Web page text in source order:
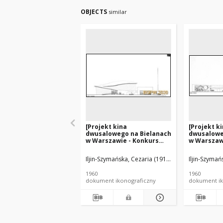
OBJECTS similar
[Projekt kina
dwusalowego na Bielanach
w Warszawie - Konkurs
[Zdj. 11], [Elewacja
południowa]
Iljin-Szymańska, Cezaria (1916-2007). Architekt
1960
dokument ikonograficzny
[Projekt
w
[Zdj. 12],
Iljin-
1960
dokument